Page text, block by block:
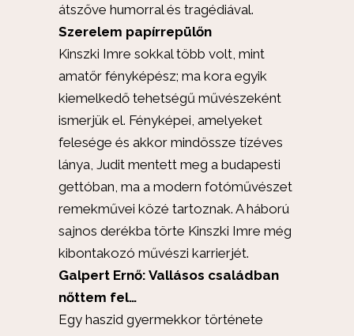
átszőve humorral és tragédiával.
Szerelem papírrepülőn
Kinszki Imre sokkal több volt, mint
amatőr fényképész; ma kora egyik
kiemelkedő tehetségű művészeként
ismerjük el. Fényképei, amelyeket
felesége és akkor mindössze tízéves
lánya, Judit mentett meg a budapesti
gettóban, ma a modern fotóművészet
remekművei közé tartoznak. A háború
sajnos derékba törte Kinszki Imre még
kibontakozó művészi karrierjét.
Galpert Ernő: Vallásos családban
nőttem fel…
Egy haszid gyermekkor története